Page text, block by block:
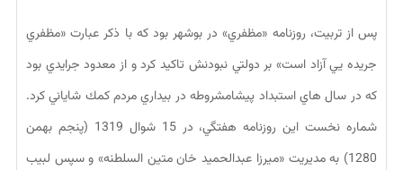
پس از تربيت، روزنامه «مظفري» در بوشهر بود كه با ذكر عبارت «مظفري
جريده يي آزاد است» بر دولتي نبودنش تاكيد كرد و از معدود جرايدي بود
كه در سال هاي استبداد پيشامشروطه در بيداري مردم كمك شاياني كرد.
شماره نخست اين روزنامه هفتگي، در 15 شوال 1319 (پنجم بهمن
1280) به مديريت «ميرزا عبدالحميد خان متين السلطنه» و سپس لبيب